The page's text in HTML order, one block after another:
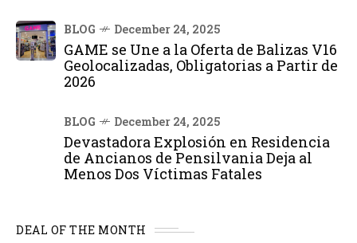
BLOG December 24, 2025
GAME se Une a la Oferta de Balizas V16
Geolocalizadas, Obligatorias a Partir de
2026
BLOG December 24, 2025
Devastadora Explosión en Residencia
de Ancianos de Pensilvania Deja al
Menos Dos Víctimas Fatales
DEAL OF THE MONTH